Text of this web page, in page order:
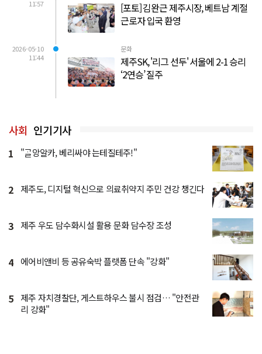
11:57
[포토] 김완근 제주시장, 베트남 계절
근로자 입국 환영
2026-05-10
11:44
문화
제주SK, '리그 선두' 서울에 2-1 승리
‘2연승’ 질주
사회 인기기사
1 "ᄀᆞᆯ앙알카, 베리싸야 는테질테주!"
2 제주도, 디지털 혁신으로 의료취약지 주민 건강 챙긴다
3 제주 우도 담수화시설 활용 문화 담수장 조성
4 에어비앤비 등 공유숙박 플랫폼 단속 "강화"
5
제주 자치경찰단, 게스트하우스 불시 점검… "안전관
리 강화"